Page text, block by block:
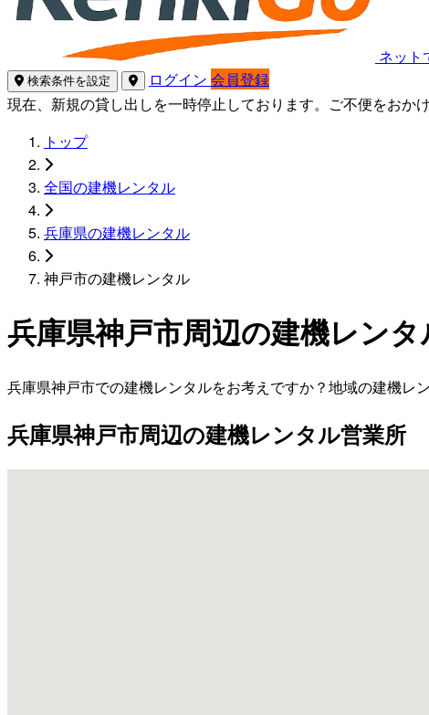
ネット
検索条件を設定 ログイン 会員登録
現在、新規の貸し出しを一時停止しております。ご不便をおか
トップ
全国の建機レンタル
兵庫県の建機レンタル
神戸市の建機レンタル
兵庫県神戸市周辺の建機レンタ
兵庫県神戸市での建機レンタルをお考えですか？地域の建機レ
兵庫県神戸市周辺の建機レンタル営業所